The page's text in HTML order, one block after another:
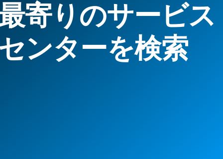
寄りのサービス
ンターを検索